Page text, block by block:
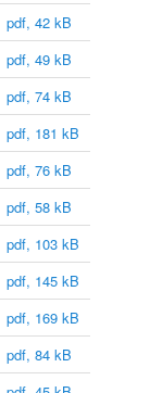
pdf, 42 kB
pdf, 49 kB
pdf, 74 kB
pdf, 181 kB
pdf, 76 kB
pdf, 58 kB
pdf, 103 kB
pdf, 145 kB
pdf, 169 kB
pdf, 84 kB